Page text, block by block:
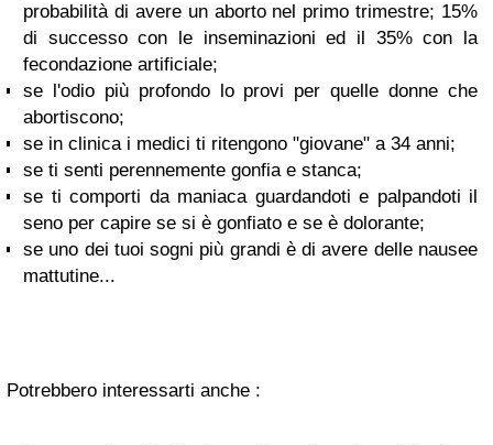
probabilità di avere un aborto nel primo trimestre; 15%
di successo con le inseminazioni ed il 35% con la
fecondazione artificiale;
se l'odio più profondo lo provi per quelle donne che
abortiscono;
se in clinica i medici ti ritengono "giovane" a 34 anni;
se ti senti perennemente gonfia e stanca;
se ti comporti da maniaca guardandoti e palpandoti il
seno per capire se si è gonfiato e se è dolorante;
se uno dei tuoi sogni più grandi è di avere delle nausee
mattutine...
Potrebbero interessarti anche :